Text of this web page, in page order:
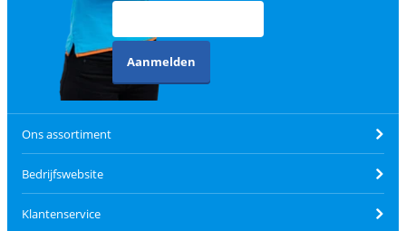
Aanmelden
Ons assortiment
Bedrijfswebsite
Klantenservice